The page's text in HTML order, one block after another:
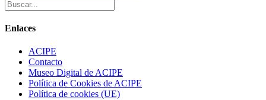
Enlaces
ACIPE
Contacto
Museo Digital de ACIPE
Política de Cookies de ACIPE
Política de cookies (UE)